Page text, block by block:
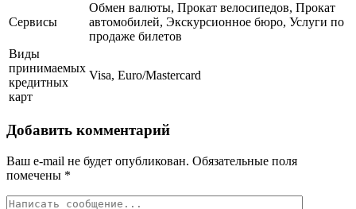
Сервисы
Обмен валюты, Прокат велосипедов, Прокат
автомобилей, Экскурсионное бюро, Услуги по
продаже билетов
Виды
принимаемых
кредитных
карт
Visa, Euro/Mastercard
Добавить комментарий
Ваш e-mail не будет опубликован. Обязательные поля
помечены *